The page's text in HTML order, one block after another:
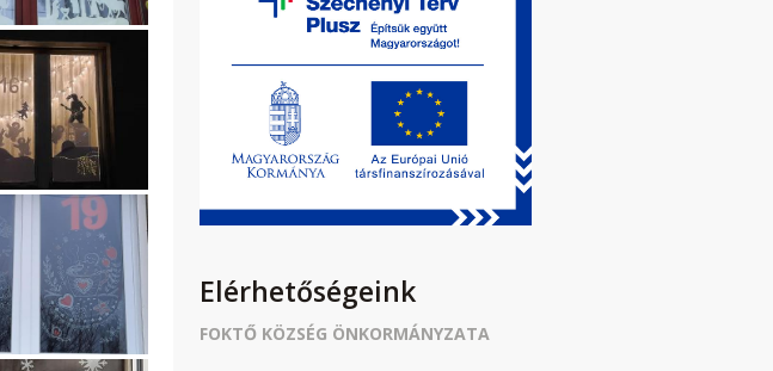
Elérhetőségeink
FOKTŐ KÖZSÉG ÖNKORMÁNYZATA